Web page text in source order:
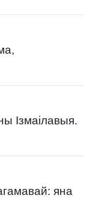
Ізмаілавыя.
яна